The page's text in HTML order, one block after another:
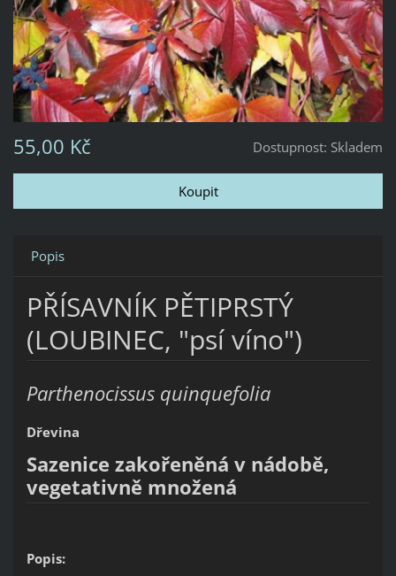
Dostupnost: Skladem
55,00 Kč
Popis
PŘÍSAVNÍK PĚTIPRSTÝ
(LOUBINEC, "psí víno")
Parthenocissus quinquefolia
Dřevina
Sazenice zakořeněná v nádobě,
vegetativně množená
Popis: